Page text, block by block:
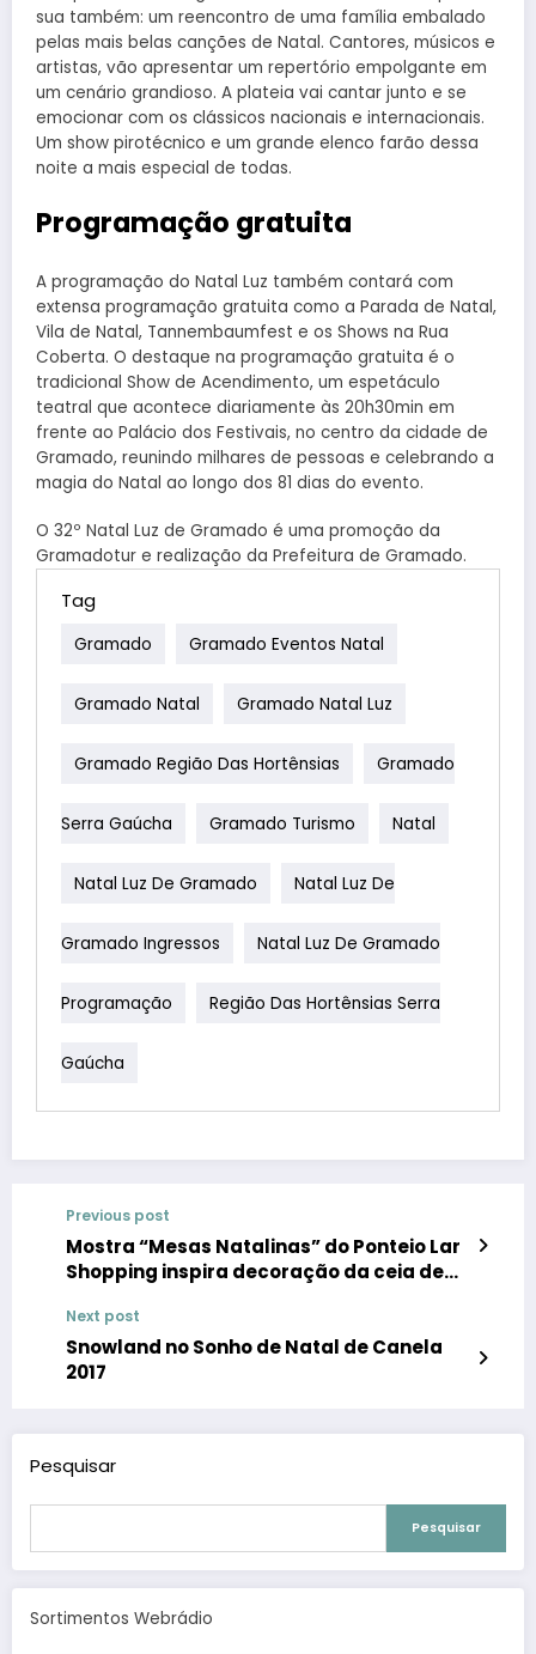
sua também: um reencontro de uma família embalado
pelas mais belas canções de Natal. Cantores, músicos e
artistas, vão apresentar um repertório empolgante em
um cenário grandioso. A plateia vai cantar junto e se
emocionar com os clássicos nacionais e internacionais.
Um show pirotécnico e um grande elenco farão dessa
noite a mais especial de todas.
Programação gratuita
A programação do Natal Luz também contará com
extensa programação gratuita como a Parada de Natal,
Vila de Natal, Tannembaumfest e os Shows na Rua
Coberta. O destaque na programação gratuita é o
tradicional Show de Acendimento, um espetáculo
teatral que acontece diariamente às 20h30min em
frente ao Palácio dos Festivais, no centro da cidade de
Gramado, reunindo milhares de pessoas e celebrando a
magia do Natal ao longo dos 81 dias do evento.
O 32º Natal Luz de Gramado é uma promoção da
Gramadotur e realização da Prefeitura de Gramado.
Tag
Gramado Gramado Eventos Natal
Gramado Natal Gramado Natal Luz
Gramado Região Das Hortênsias Gramado
Serra Gaúcha Gramado Turismo Natal
Natal Luz De Gramado Natal Luz De
Gramado Ingressos Natal Luz De Gramado
Programação Região Das Hortênsias Serra
Gaúcha
Previous post
Mostra “Mesas Natalinas” do Ponteio Lar
Shopping inspira decoração da ceia de
Next post
Snowland no Sonho de Natal de Canela
2017
Pesquisar
Pesquisar
Sortimentos Webrádio